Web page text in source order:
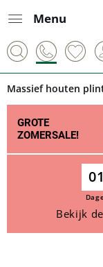
Menu
Massief houten
GROTE
ZOMERSALE!
01
Bekijk